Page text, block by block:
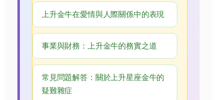
上升金牛在愛情與人際關係中的表現
事業與財務：上升金牛的務實之道
常見問題解答：關於上升星座金牛的
疑難雜症